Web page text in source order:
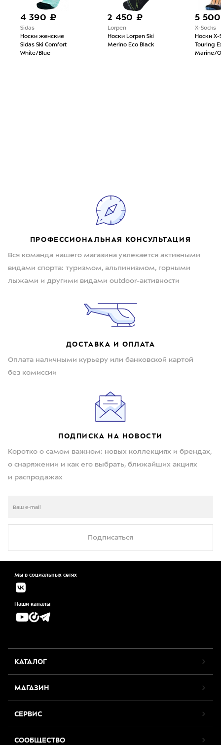
4 390 ₽
Sidas
Носки женские
Sidas Ski Comfort
White/Blue
2 450 ₽
Lorpen
Носки Lorpen Ski
Merino Eco Black
5
X-Socks
Носки X-
Touring
Marine/
ПРОФЕССИОНАЛЬНАЯ КОНСУЛЬТАЦИЯ
Вся команда нашего магазина увлекается активными
видами спорта: туризмом, альпинизмом, горными
лыжами и другими видами outdoor-активности
ДОСТАВКА И ОПЛАТА
Оплата наличными курьеру или банковской картой
без комиссии
ПОДПИСКА НА НОВОСТИ
Коротко о самом важном: новых коллекциях и брендах,
о снаряжении и как его выбрать, ближайших акциях
и распродажах
Подписаться
Мы в социальных сетях
Наши каналы
КАТАЛОГ
МАГАЗИН
СЕРВИС
СООБЩЕСТВО